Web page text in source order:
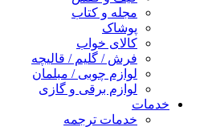
مجله و کتاب
پوشاک
کالای خواب
فرش / گلیم / قالیچه
لوازم چوبی / مبلمان
لوازم برقی و گازی
خدمات
خدمات ترجمه